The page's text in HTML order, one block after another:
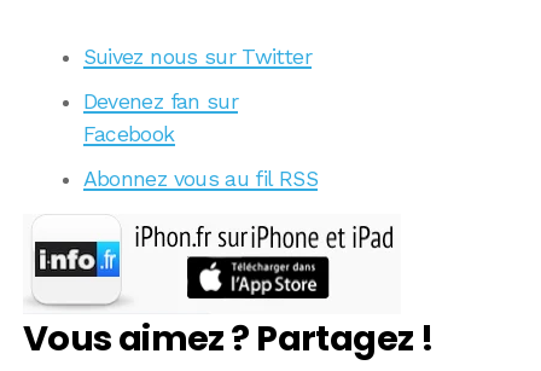
Suivez nous sur Twitter
Devenez fan sur
Facebook
Abonnez vous au fil RSS
Vous aimez ? Partagez !